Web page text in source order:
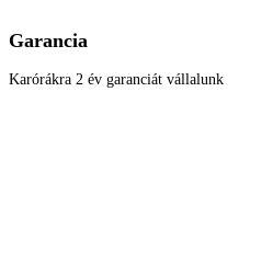
Garancia
Karórákra 2 év garanciát vállalunk